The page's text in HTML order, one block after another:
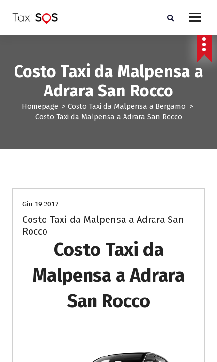
a
Costo Taxi da Malpensa a
Adrara San Rocco
Homepage > Costo Taxi da Malpensa a Bergamo >
Costo Taxi da Malpensa a Adrara San Rocco
Giu 19 2017
Costo Taxi da Malpensa a Adrara San
Rocco
Costo Taxi da
Malpensa a Adrara
San Rocco